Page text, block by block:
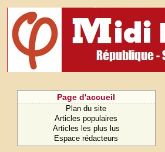
Page d'accueil
Plan du site
Articles populaires
Articles les plus lus
Espace rédacteurs